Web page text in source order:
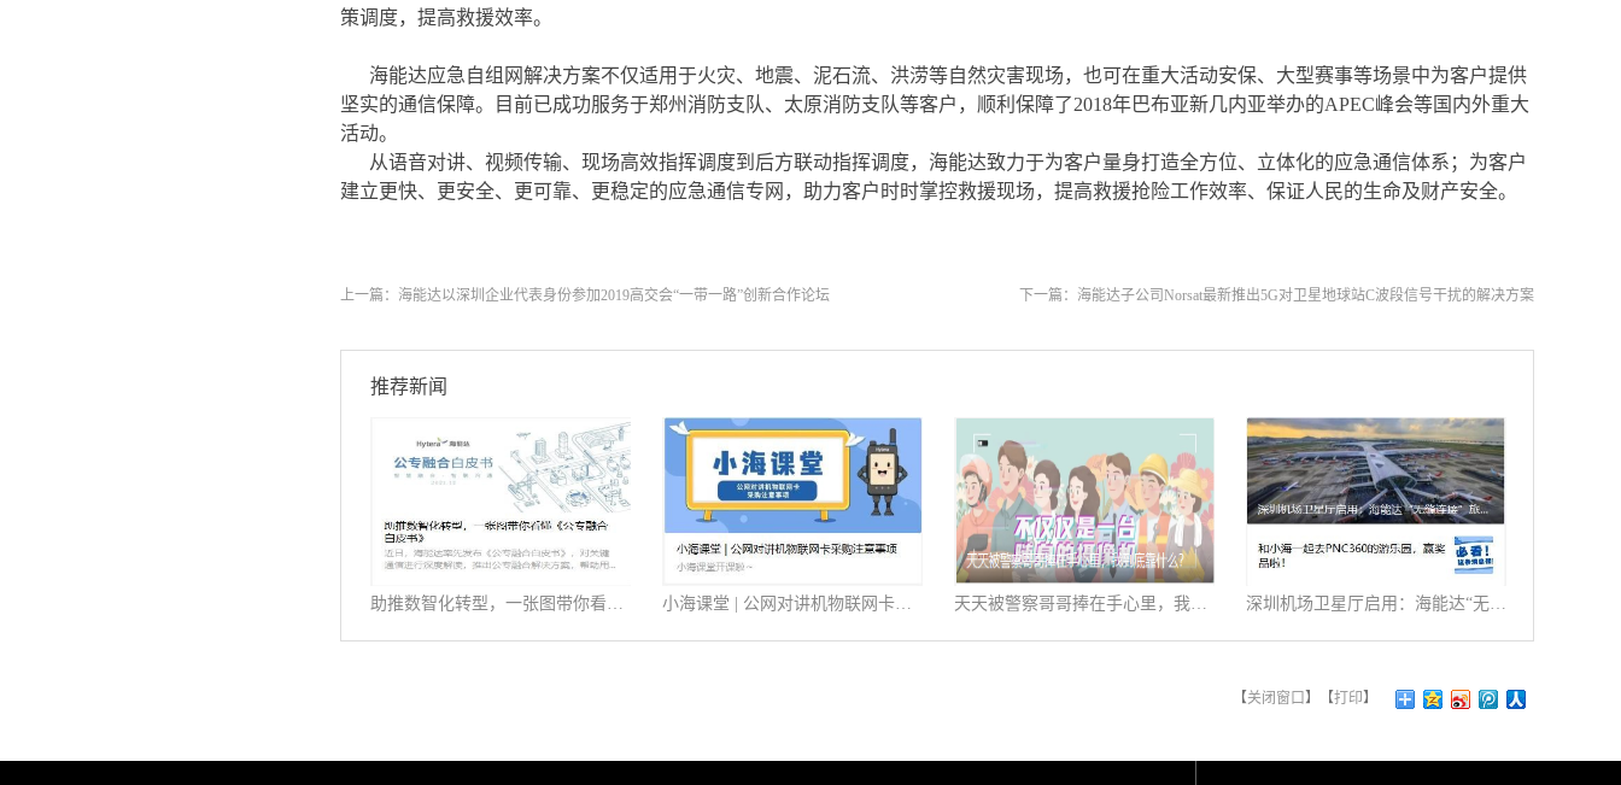
策调度，提高救援效率。
海能达应急自组网解决方案不仅适用于火灾、地震、泥石流、洪涝等自然灾害现场，也可在重大活动安保、大型赛事等场景中为客户提供
坚实的通信保障。目前已成功服务于郑州消防支队、太原消防支队等客户，顺利保障了2018年巴布亚新几内亚举办的APEC峰会等国内外重大
活动。
从语音对讲、视频传输、现场高效指挥调度到后方联动指挥调度，海能达致力于为客户量身打造全方位、立体化的应急通信体系；为客户
建立更快、更安全、更可靠、更稳定的应急通信专网，助力客户时时掌控救援现场，提高救援抢险工作效率、保证人民的生命及财产安全。
上一篇： 海能达以深圳企业代表身份参加2019高交会“一带一路”创新合作论坛 下一篇： 海能达子公司Norsat最新推出5G对卫星地球站C波段信号干扰的解决方案
推荐新闻
助推数智化转型，一张图带你看懂《公专融合白皮书》 小海课堂 | 公网对讲机物联网卡采购注意事项 天天被警察哥哥捧在手心里，我到底靠什么？ 深圳机场卫星厅启用：海能达“无缝连接”旅客行程
【关闭窗口 】【打印】